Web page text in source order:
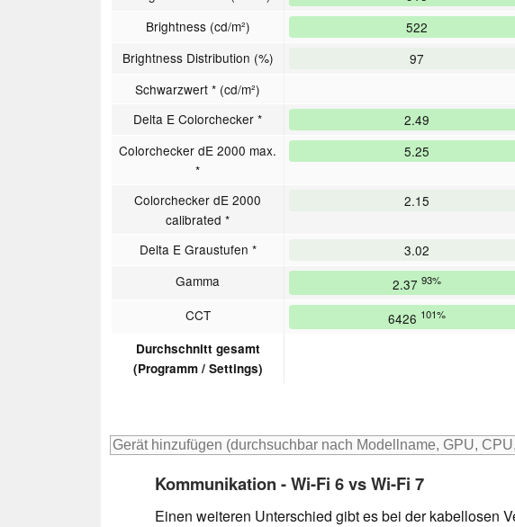
Brightness (cd/m²) 522
Brightness Distribution (%) 97
Schwarzwert * (cd/m²)
Delta E Colorchecker *
2.49
Colorchecker dE 2000 max.
*
5.25
Colorchecker dE 2000
calibrated *
2.15
Delta E Graustufen * 3.02
Gamma 2.37 93%
CCT 6426 101%
Durchschnitt gesamt
(Programm / Settings)
Kommunikation - Wi-Fi 6 vs Wi-Fi 7
Einen weiteren Unterschied gibt es bei der kabellosen